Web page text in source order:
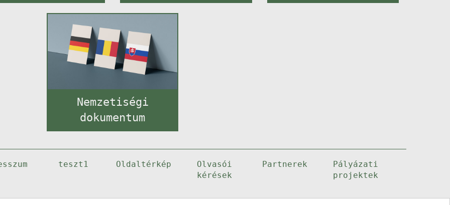
Nemzetiségi
dokumentum
teszt1 Oldaltérkép
Olvasói
kérések
Partnerek
Pályázati
projektek